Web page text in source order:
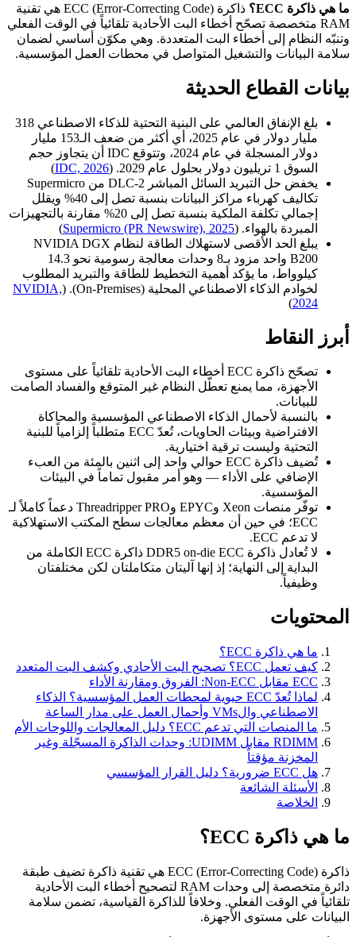
ما هي ذاكرة ECC؟
ذاكرة ECC (Error-Correcting Code) هي تقنية
RAM متخصصة تصحّح أخطاء البت الأحادية تلقائياً في الوقت الفعلي
وتنبّه النظام إلى أخطاء البت المتعددة. وهي مكوّن أساسي لضمان
سلامة البيانات والتشغيل المتواصل في محطات العمل المؤسسية.
بيانات القطاع الحديثة
بلغ الإنفاق العالمي على البنية التحتية للذكاء الاصطناعي 318
مليار دولار في عام 2025، أي أكثر من ضعف الـ153 مليار
دولار المسجلة في عام 2024، وتتوقع IDC أن يتجاوز حجم
السوق 1 تريليون دولار بحلول عام 2029. (
IDC, 2026
)
يخفض حل التبريد السائل المباشر DLC-2 من Supermicro
تكاليف كهرباء مراكز البيانات بنسبة تصل إلى 40% ويقلل
إجمالي تكلفة الملكية بنسبة تصل إلى 20% مقارنة بالتجهيزات
المبردة بالهواء. (Supermicro (PR Newswire), 2025
)
يبلغ الحد الأقصى لاستهلاك الطاقة لنظام NVIDIA DGX
B200 واحد مزود بـ8 وحدات معالجة رسومية نحو 14.3
كيلوواط، ما يؤكد أهمية التخطيط للطاقة والتبريد المطلوب
لخوادم الذكاء الاصطناعي المحلية (On-Premises). (
NVIDIA,
2024
)
أبرز النقاط
تصحّح ذاكرة ECC أخطاء البت الأحادية تلقائياً على مستوى
الأجهزة، مما يمنع تعطّل النظام غير المتوقع والفساد الصامت
للبيانات.
بالنسبة لأحمال الذكاء الاصطناعي المؤسسية والمحاكاة
الافتراضية وبيئات الحاويات، تُعدّ ECC متطلباً إلزامياً للبنية
التحتية وليست ترقية اختيارية.
تُضيف ذاكرة ECC حوالي واحد إلى اثنين بالمئة من العبء
الإضافي على الأداء — وهو أمر مقبول تماماً في البيئات
المؤسسية.
توفّر منصات Xeon وEPYC وThreadripper PRO دعماً كاملاً لـ
ECC؛ في حين أن معظم معالجات سطح المكتب الاستهلاكية
لا تدعم ECC.
لا تُعادل ذاكرة DDR5 on-die ECC ذاكرة ECC الكاملة من
البداية إلى النهاية؛ إذ إنها آليتان متكاملتان لكن مختلفتان
وظيفياً.
المحتويات
ما هي ذاكرة ECC؟
كيف تعمل ECC؟ تصحيح البت الأحادي وكشف البت المتعدد
ECC مقابل Non-ECC: الفروق ومقارنة الأداء
لماذا تُعدّ ECC حيوية لمحطات العمل المؤسسية؟ الذكاء
الاصطناعي والVMs وأحمال العمل على مدار الساعة
ما المنصات التي تدعم ECC؟ دليل المعالجات واللوحات الأم
RDIMM مقابل UDIMM: وحدات الذاكرة المسجّلة وغير
المخزنة مؤقتاً
هل ECC ضرورية؟ دليل القرار المؤسسي
الأسئلة الشائعة
الخلاصة
ما هي ذاكرة ECC؟
ذاكرة ECC (Error-Correcting Code) هي تقنية ذاكرة تضيف طبقة
دائرة متخصصة إلى وحدات RAM لتصحيح أخطاء البت الأحادية
تلقائياً في الوقت الفعلي. وخلافاً للذاكرة القياسية، تضمن سلامة
البيانات على مستوى الأجهزة.